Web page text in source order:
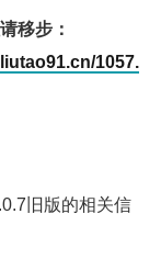
移步：
1057.
旧版的相关信